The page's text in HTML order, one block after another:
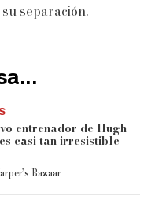
separación.
entrenador de Hugh
casi tan irresistible
Bazaar